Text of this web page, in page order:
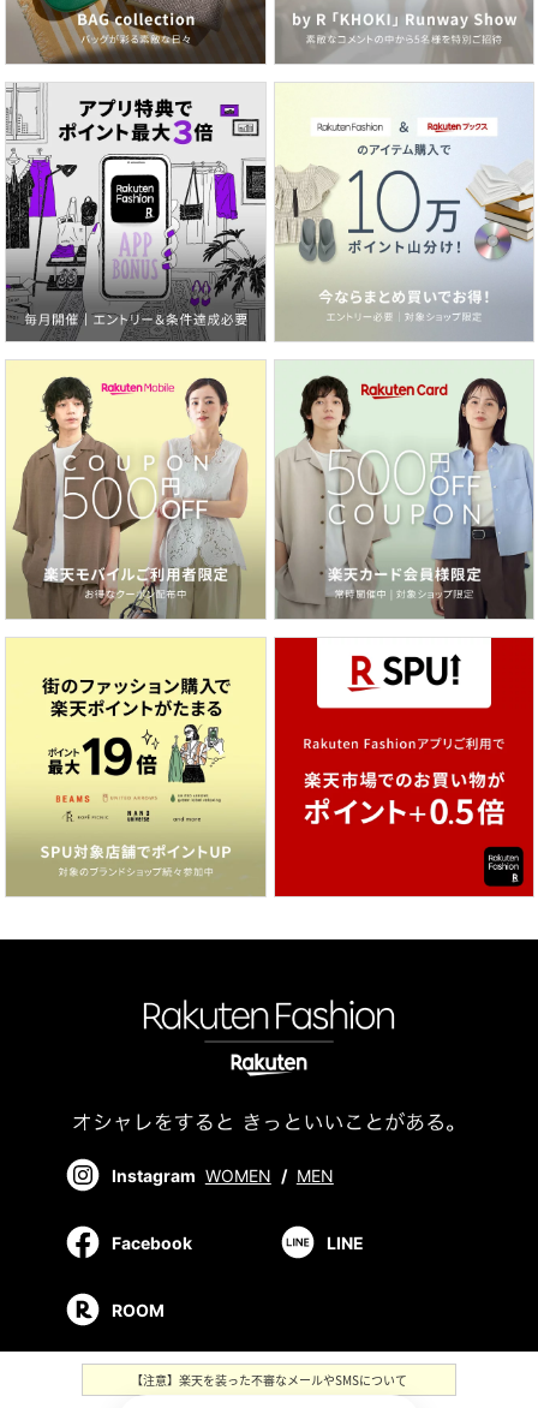
Instagram WOMEN / MEN
Facebook LINE
ROOM
【注意】楽天を装った不審なメールやSMSについて